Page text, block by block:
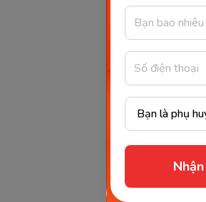
thể
Châu
0.83g
9
thể
chức
của